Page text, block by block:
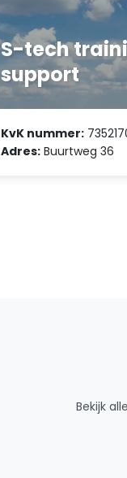
S-tech
support
KvK nummer:
Adres: Buurtweg 36
Bekijk